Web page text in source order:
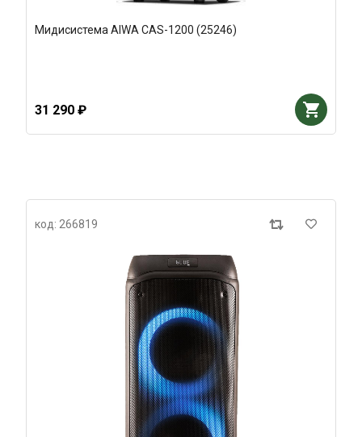
Мидисистема AIWA CAS-1200 (25246)
31 290 ₽
код: 266819